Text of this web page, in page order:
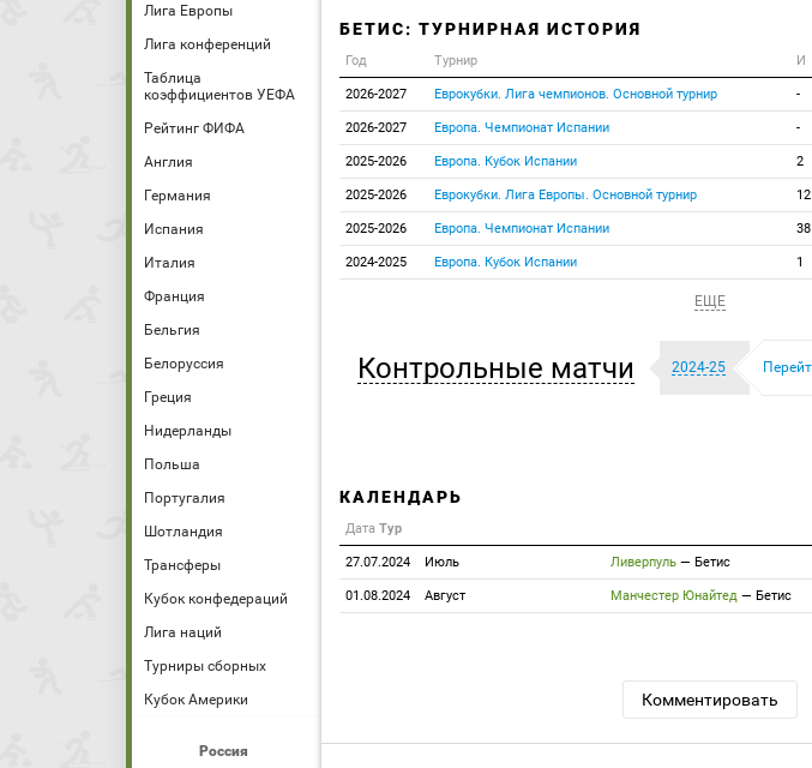
Лига Европы
Лига конференций
Таблица
коэффициентов УЕФА
Рейтинг ФИФА
Англия
Германия
Испания
Италия
Франция
Бельгия
Белоруссия
Греция
Нидерланды
Польша
Португалия
Шотландия
Трансферы
Кубок конфедераций
Лига наций
Турниры сборных
Кубок Америки
Россия
БЕТИС: ТУРНИРНАЯ ИСТОРИЯ
Год Турнир И
2026-2027 Еврокубки. Лига чемпионов. Основной турнир -
2026-2027 Европа. Чемпионат Испании -
2025-2026 Европа. Кубок Испании 2
2025-2026 Еврокубки. Лига Европы. Основной турнир 12
2025-2026 Европа. Чемпионат Испании 38
2024-2025 Европа. Кубок Испании 1
ЕЩЕ
Контрольные матчи 2024-25
КАЛЕНДАРЬ
Дата Тур
27.07.2024 Июль Ливерпуль — Бетис
01.08.2024 Август Манчестер Юнайтед — Бетис
Комментировать